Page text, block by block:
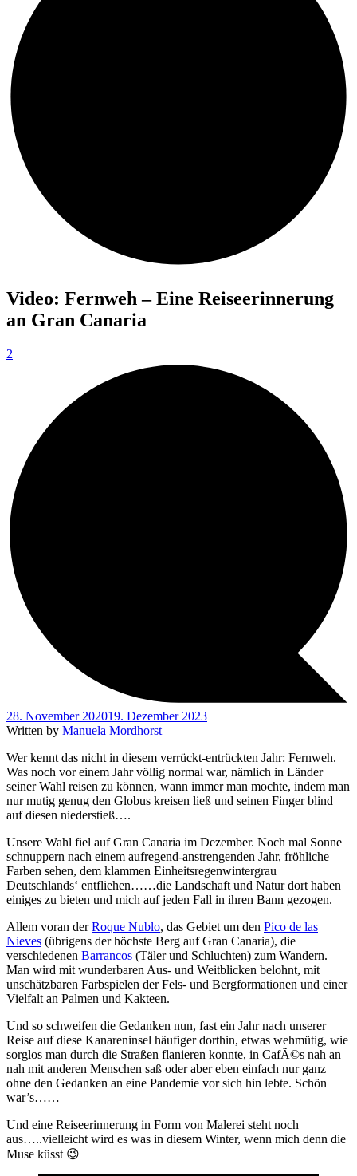
Zen‘
noch
bis
zum
9.12.2020
Video: Fernweh – Eine Reiseerinnerung
an Gran Canaria
2
28. November 202019. Dezember 2023
Written by Manuela Mordhorst
Wer kennt das nicht in diesem verrückt-entrückten Jahr: Fernweh.
Was noch vor einem Jahr völlig normal war, nämlich in Länder
seiner Wahl reisen zu können, wann immer man mochte, indem man
nur mutig genug den Globus kreisen ließ und seinen Finger blind
auf diesen niederstieß….
Unsere Wahl fiel auf Gran Canaria im Dezember. Noch mal Sonne
schnuppern nach einem aufregend-anstrengenden Jahr, fröhliche
Farben sehen, dem klammen Einheitsregenwintergrau
Deutschlands‘ entfliehen……die Landschaft und Natur dort haben
einiges zu bieten und mich auf jeden Fall in ihren Bann gezogen.
Allem voran derRoque Nublo, das Gebiet um den Pico de las
Nieves (übrigens der höchste Berg auf Gran Canaria), die
verschiedenen Barrancos (Täler und Schluchten) zum Wandern.
Man wird mit wunderbaren Aus- und Weitblicken belohnt, mit
unschätzbaren Farbspielen der Fels- und Bergformationen und einer
Vielfalt an Palmen und Kakteen.
Und so schweifen die Gedanken nun, fast ein Jahr nach unserer
Reise auf diese Kanareninsel häufiger dorthin, etwas wehmütig, wie
sorglos man durch die Straßen flanieren konnte, in CafÃ©s nah an
nah mit anderen Menschen saß oder aber eben einfach nur ganz
ohne den Gedanken an eine Pandemie vor sich hin lebte. Schön
war’s……
Und eine Reiseerinnerung in Form von Malerei steht noch
aus…..vielleicht wird es was in diesem Winter, wenn mich denn die
Muse küsst 😉